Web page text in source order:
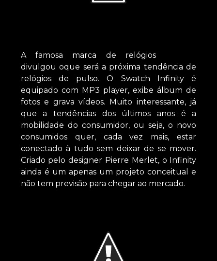
A famosa marca de relógios
divulgou oque será a próxima tendência de
relógios de pulso. O Swatch Infinity é
equipado com MP3 player, exibe álbum de
fotos e grava vídeos. Muito interessante, já
que a tendências dos últimos anos é a
mobilidade do consumidor, ou seja, o novo
consumidos quer, cada vez mais, estar
conectado à tudo sem deixar de se mover.
Criado pelo designer Pierre Merlet, o Infinity
ainda é um apenas um projeto conceitual e
não tem previsão para chegar ao mercado.